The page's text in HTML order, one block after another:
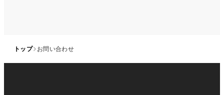
トップ お問い合わせ